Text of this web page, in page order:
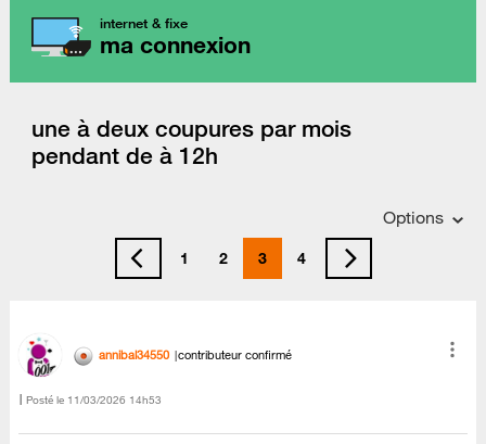
internet & fixe
ma connexion
une à deux coupures par mois
pendant de à 12h
Options
1 2 3 4
annibal34550 contributeur confirmé
Posté le ‎11/03/2026 14h53